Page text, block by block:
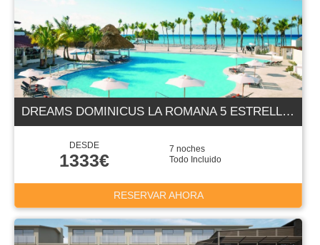
DREAMS DOMINICUS LA ROMANA 5 ESTRELLAS
DESDE
1333€
7 noches
Todo Incluido
RESERVAR AHORA